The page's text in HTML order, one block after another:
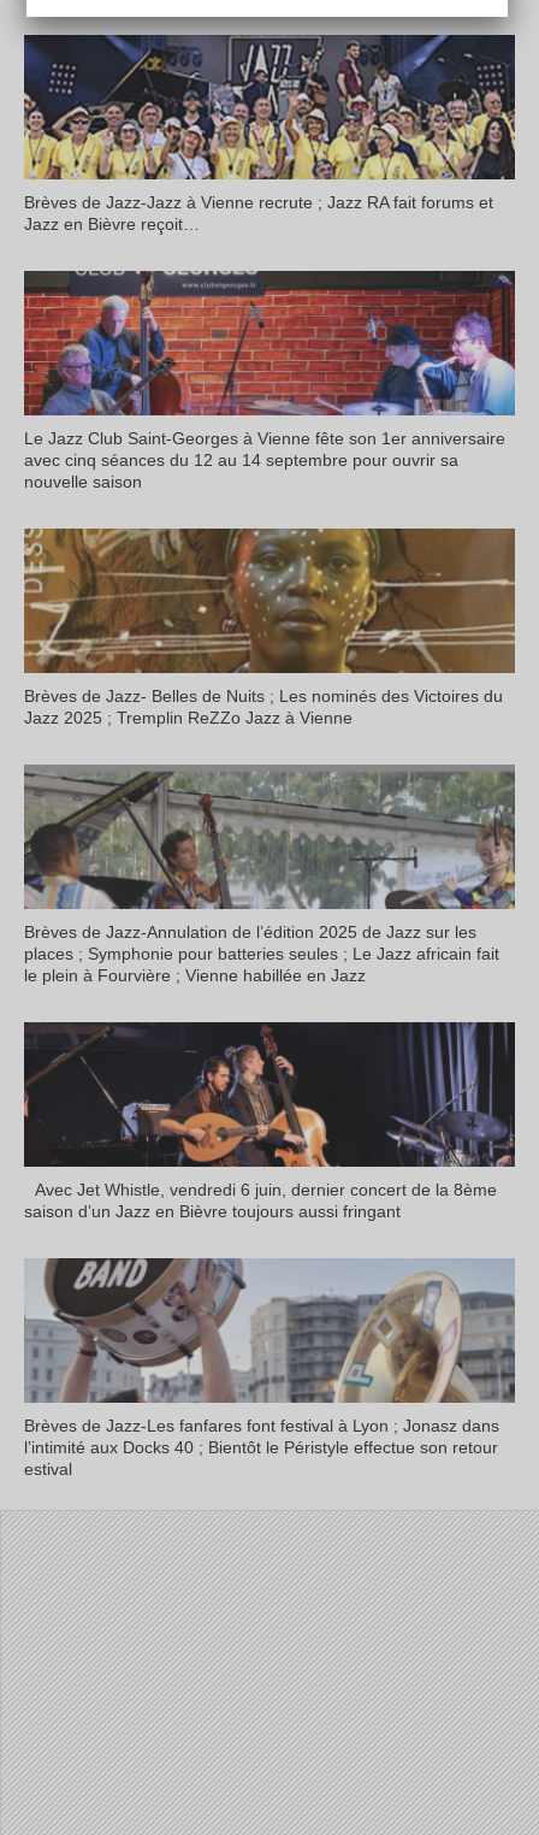
Brèves de Jazz-Jazz à Vienne recrute ; Jazz RA fait forums et
Jazz en Bièvre reçoit…
Le Jazz Club Saint-Georges à Vienne fête son 1er anniversaire
avec cinq séances du 12 au 14 septembre pour ouvrir sa
nouvelle saison
Brèves de Jazz- Belles de Nuits ; Les nominés des Victoires du
Jazz 2025 ; Tremplin ReZZo Jazz à Vienne
Brèves de Jazz-Annulation de l’édition 2025 de Jazz sur les
places ; Symphonie pour batteries seules ; Le Jazz africain fait
le plein à Fourvière ; Vienne habillée en Jazz
Avec Jet Whistle, vendredi 6 juin, dernier concert de la 8ème
saison d’un Jazz en Bièvre toujours aussi fringant
Brèves de Jazz-Les fanfares font festival à Lyon ; Jonasz dans
l’intimité aux Docks 40 ; Bientôt le Péristyle effectue son retour
estival